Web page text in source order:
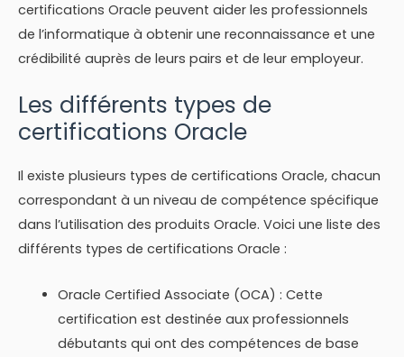
certifications Oracle peuvent aider les professionnels
de l’informatique à obtenir une reconnaissance et une
crédibilité auprès de leurs pairs et de leur employeur.
Les différents types de
certifications Oracle
Il existe plusieurs types de certifications Oracle, chacun
correspondant à un niveau de compétence spécifique
dans l’utilisation des produits Oracle. Voici une liste des
différents types de certifications Oracle :
Oracle Certified Associate (OCA) : Cette
certification est destinée aux professionnels
débutants qui ont des compétences de base